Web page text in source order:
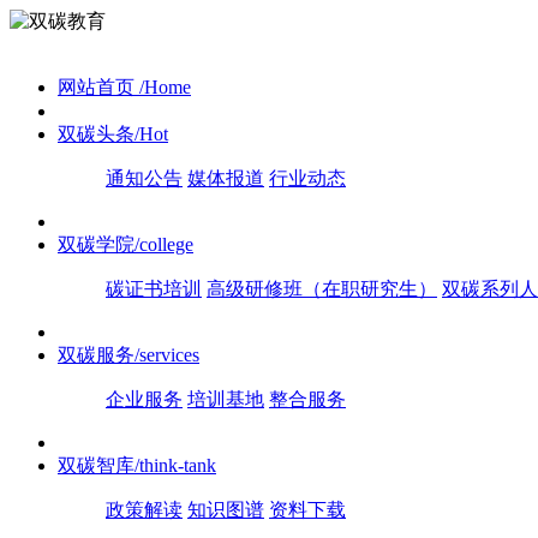
网站首页 /Home
双碳头条/Hot
通知公告 媒体报道 行业动态
双碳学院/college
碳证书培训 高级研修班（在职研究生） 双碳系列
双碳服务/services
企业服务 培训基地 整合服务
双碳智库/think-tank
政策解读 知识图谱 资料下载